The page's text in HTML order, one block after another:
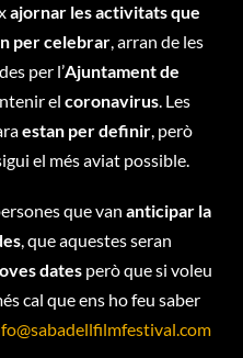
ajornar les activitats que
per celebrar, arran de les
per l’Ajuntament de
elcoronavirus. Les
estan per definir, però
el més aviat possible.
que vananticipar la
, que aquestes seran
dates però que si voleu
cal que ens ho feu saber